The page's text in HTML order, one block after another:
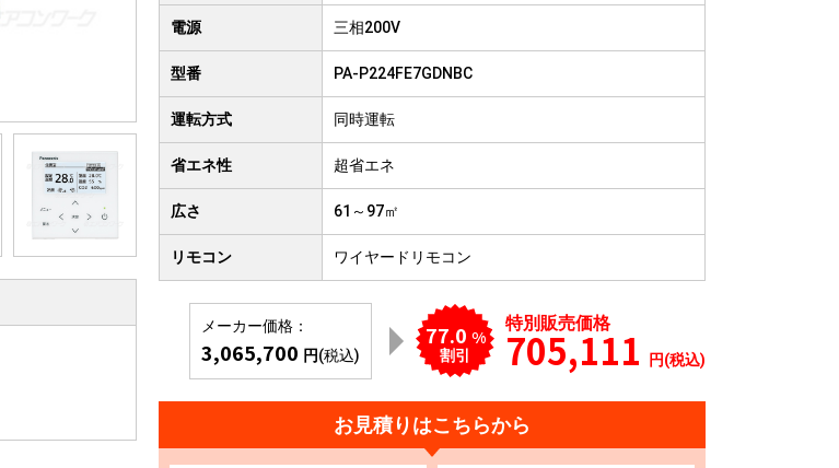
電源 三相200V
型番 PA-P224FE7GDNBC
運転方式 同時運転
省エネ性 超省エネ
広さ 61～97㎡
リモコン ワイヤードリモコン
メーカー価格：
3,065,700 円(税込)
77.0 %
割引
特別販売価格
705,111 円(税込)
お見積りはこちらから